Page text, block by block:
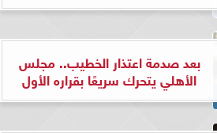
بعد صدمة اعتذار الخطيب.. مجلس
الأهلي يتحرك سريعًا بقراره الأول